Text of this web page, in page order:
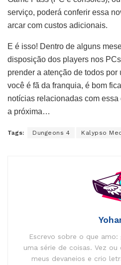
serviço, poderá conferir essa
arcar com custos adicionais.
E é isso! Dentro de alguns
disposição dos players nos
prender a atenção de todos por
você é fã da franquia, é bom
notícias relacionadas com
a próxima…
Tags: Dungeons 4 Kalypso
Escrevo sobre o que amo:
uma série de coisas. Vez
meus devaneios e crio